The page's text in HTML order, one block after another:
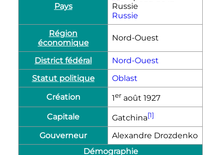
Pays
Russie
Région
économique
Nord-Ouest
District fédéral
Nord-Ouest
Statut politique
Oblast
Création
1er août 1927
Capitale
Gatchina[1]
Gouverneur
Alexandre Drozdenko
Démographie